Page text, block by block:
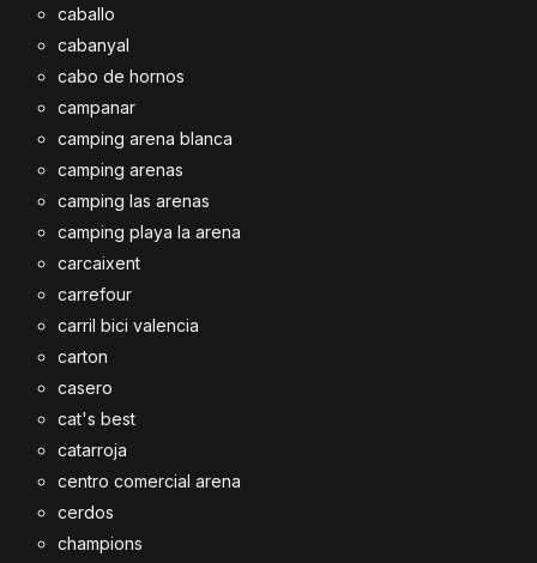
caballo
cabanyal
cabo de hornos
campanar
camping arena blanca
camping arenas
camping las arenas
camping playa la arena
carcaixent
carrefour
carril bici valencia
carton
casero
cat's best
catarroja
centro comercial arena
cerdos
champions